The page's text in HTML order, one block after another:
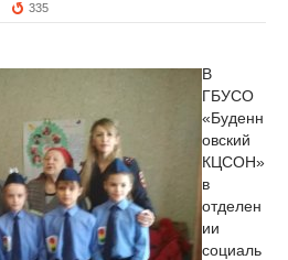
335
В
ГБУСО
«Буденн
овский
КЦСОН»
в
отделен
ии
социаль